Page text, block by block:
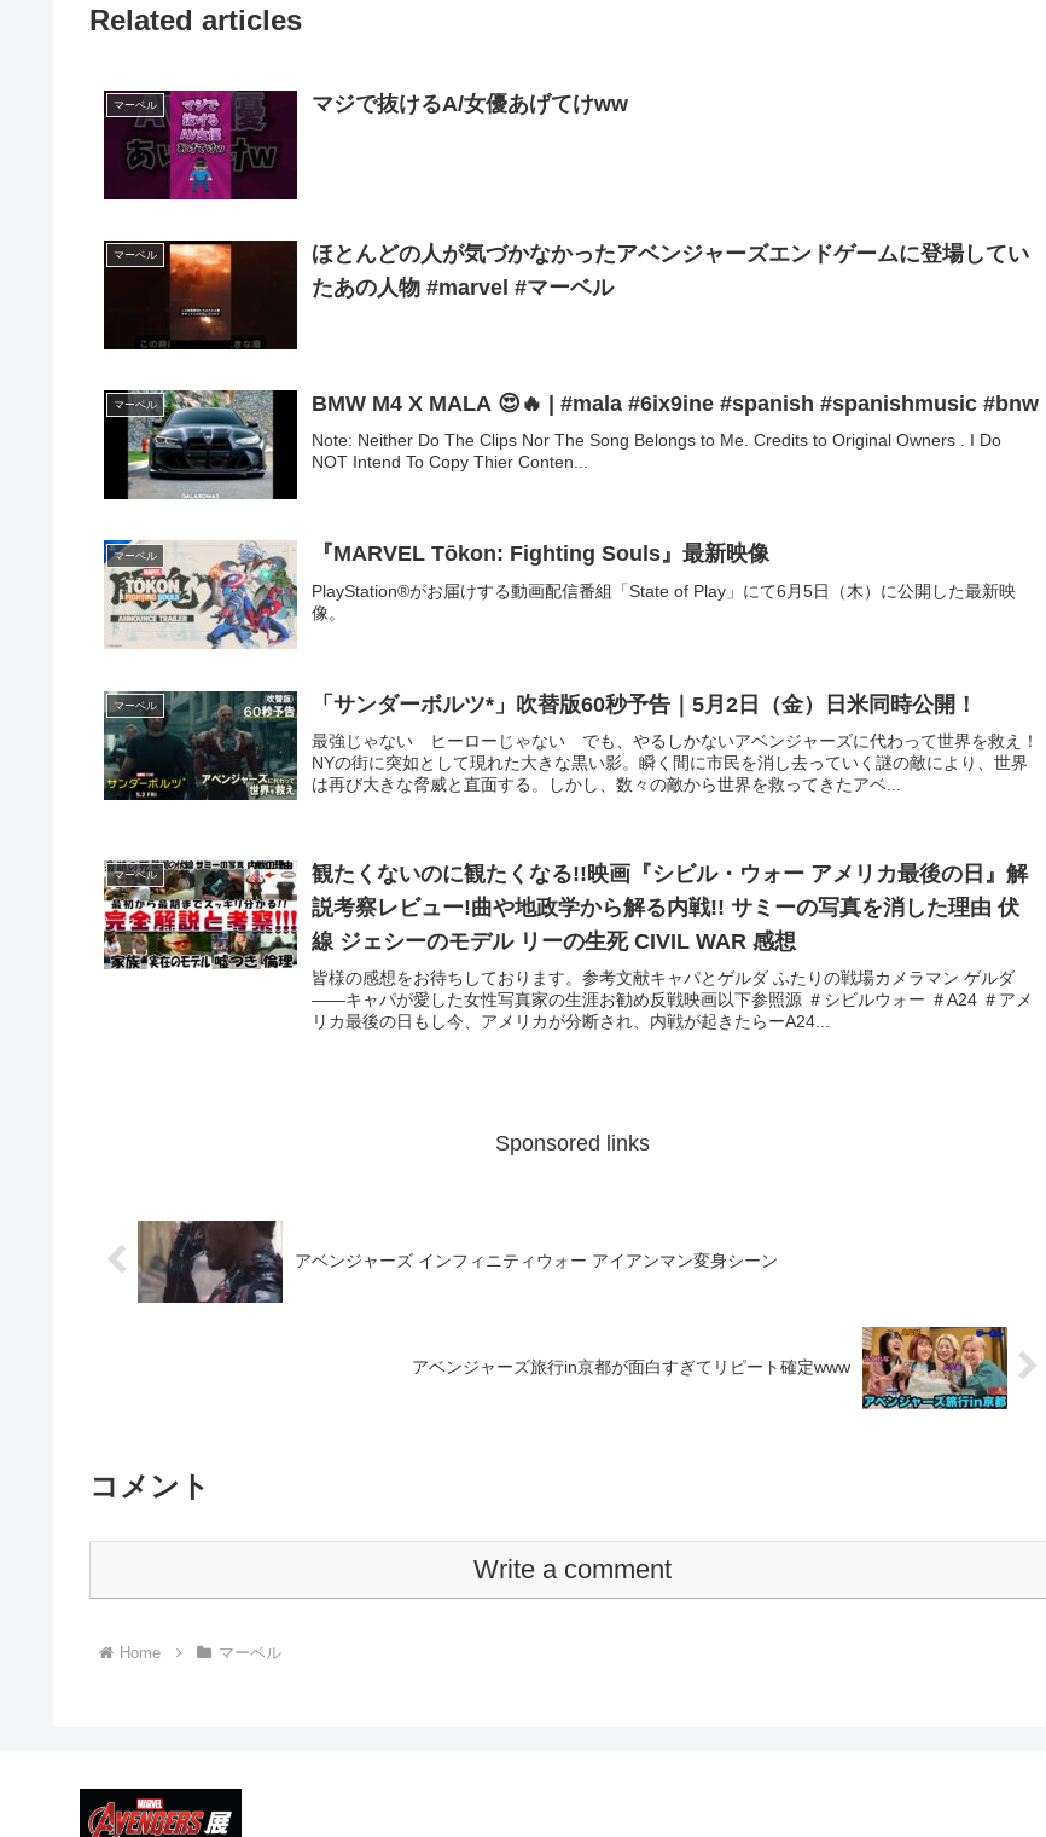
Related articles
マーベル マジで抜けるA/女優あげてけww
マーベル
ほとんどの人が気づかなかったアベンジャーズエンドゲームに登場してい
たあの人物 #marvel #マーベル
マーベル BMW M4 X MALA 😍🔥 | #mala #6ix9ine #spanish #spanishmusic #bnw
Note: Neither Do The Clips Nor The Song Belongs to Me. Credits to Original Owners . I Do
NOT Intend To Copy Thier Conten...
マーベル 『MARVEL Tōkon: Fighting Souls』最新映像
PlayStation®がお届けする動画配信番組「State of Play」にて6月5日（木）に公開した最新映
像。
マーベル 「サンダーボルツ*」吹替版60秒予告｜5月2日（金）日米同時公開！
最強じゃない ヒーローじゃない でも、やるしかないアベンジャーズに代わって世界を救え！
NYの街に突如として現れた大きな黒い影。瞬く間に市民を消し去っていく謎の敵により、世界
は再び大きな脅威と直面する。しかし、数々の敵から世界を救ってきたアベ...
マーベル
観たくないのに観たくなる!!映画『シビル・ウォー アメリカ最後の日』解
説考察レビュー!曲や地政学から解る内戦!! サミーの写真を消した理由 伏
線 ジェシーのモデル リーの生死 CIVIL WAR 感想
皆様の感想をお待ちしております。参考文献キャパとゲルダ ふたりの戦場カメラマン ゲルダ
――キャパが愛した女性写真家の生涯お勧め反戦映画以下参照源 ＃シビルウォー ＃A24 ＃アメ
リカ最後の日もし今、アメリカが分断され、内戦が起きたらーA24...
Sponsored links
アベンジャーズ インフィニティウォー アイアンマン変身シーン
アベンジャーズ旅行in京都が面白すぎてリピート確定www
コメント
Write a comment
Home マーベル